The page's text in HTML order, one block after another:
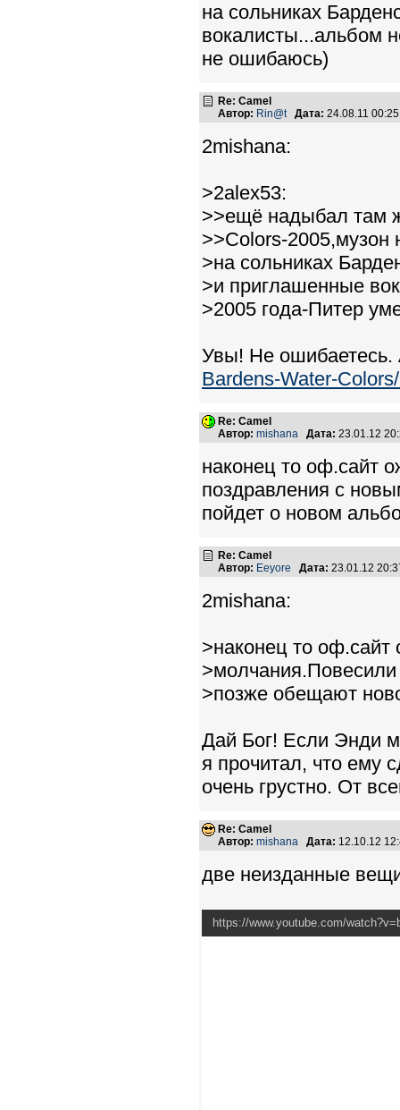
на сольниках
вокалисты...альбом
не ошибаюсь)
Re: Camel
Автор: Rin@t Дата: 24.08.11
2mishana:
>2alex53:
>>ещё надыбал там
>>Colors-
>на сольниках
>и приглашенные
>2005 года-Питер
Увы! Не
Bardens-Water-
Re: Camel
Автор: mishana Дата: 23.01.12
наконец то оф.сайт
поздравления с
пойдет о новом
Re: Camel
Автор: Eeyore Дата: 23.01.12
2mishana:
>наконец то оф.сайт
>позже обещают
Дай Бог! Если Энди
я прочитал, что ему
очень грустно. От
Re: Camel
Автор: mishana Дата: 12.10.12
две неизданные
https://www.youtube.com/